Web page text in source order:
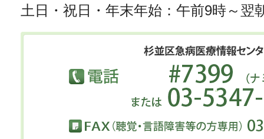
土日・祝日・年末年始：午前9時～翌